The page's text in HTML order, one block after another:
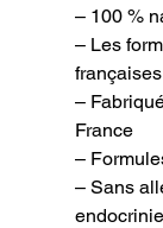
– 100 %
– Les
–
France
–
– Sans